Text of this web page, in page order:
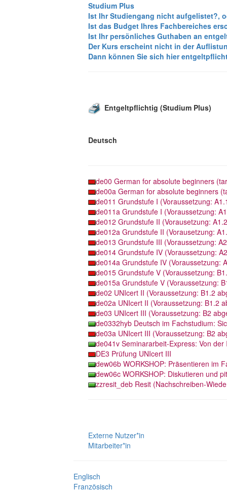
Studium Plus
Ist Ihr Studiengang nicht aufgelistet?,
Ist das Budget Ihres Fachbereiches
Ist Ihr persönliches Guthaben an
Der Kurs erscheint nicht in der
Dann können Sie sich hier
Entgeltpflichtig (Studium Plus)
Deutsch
Externe Nutzer*in
Mitarbeiter*in
Englisch
Französisch